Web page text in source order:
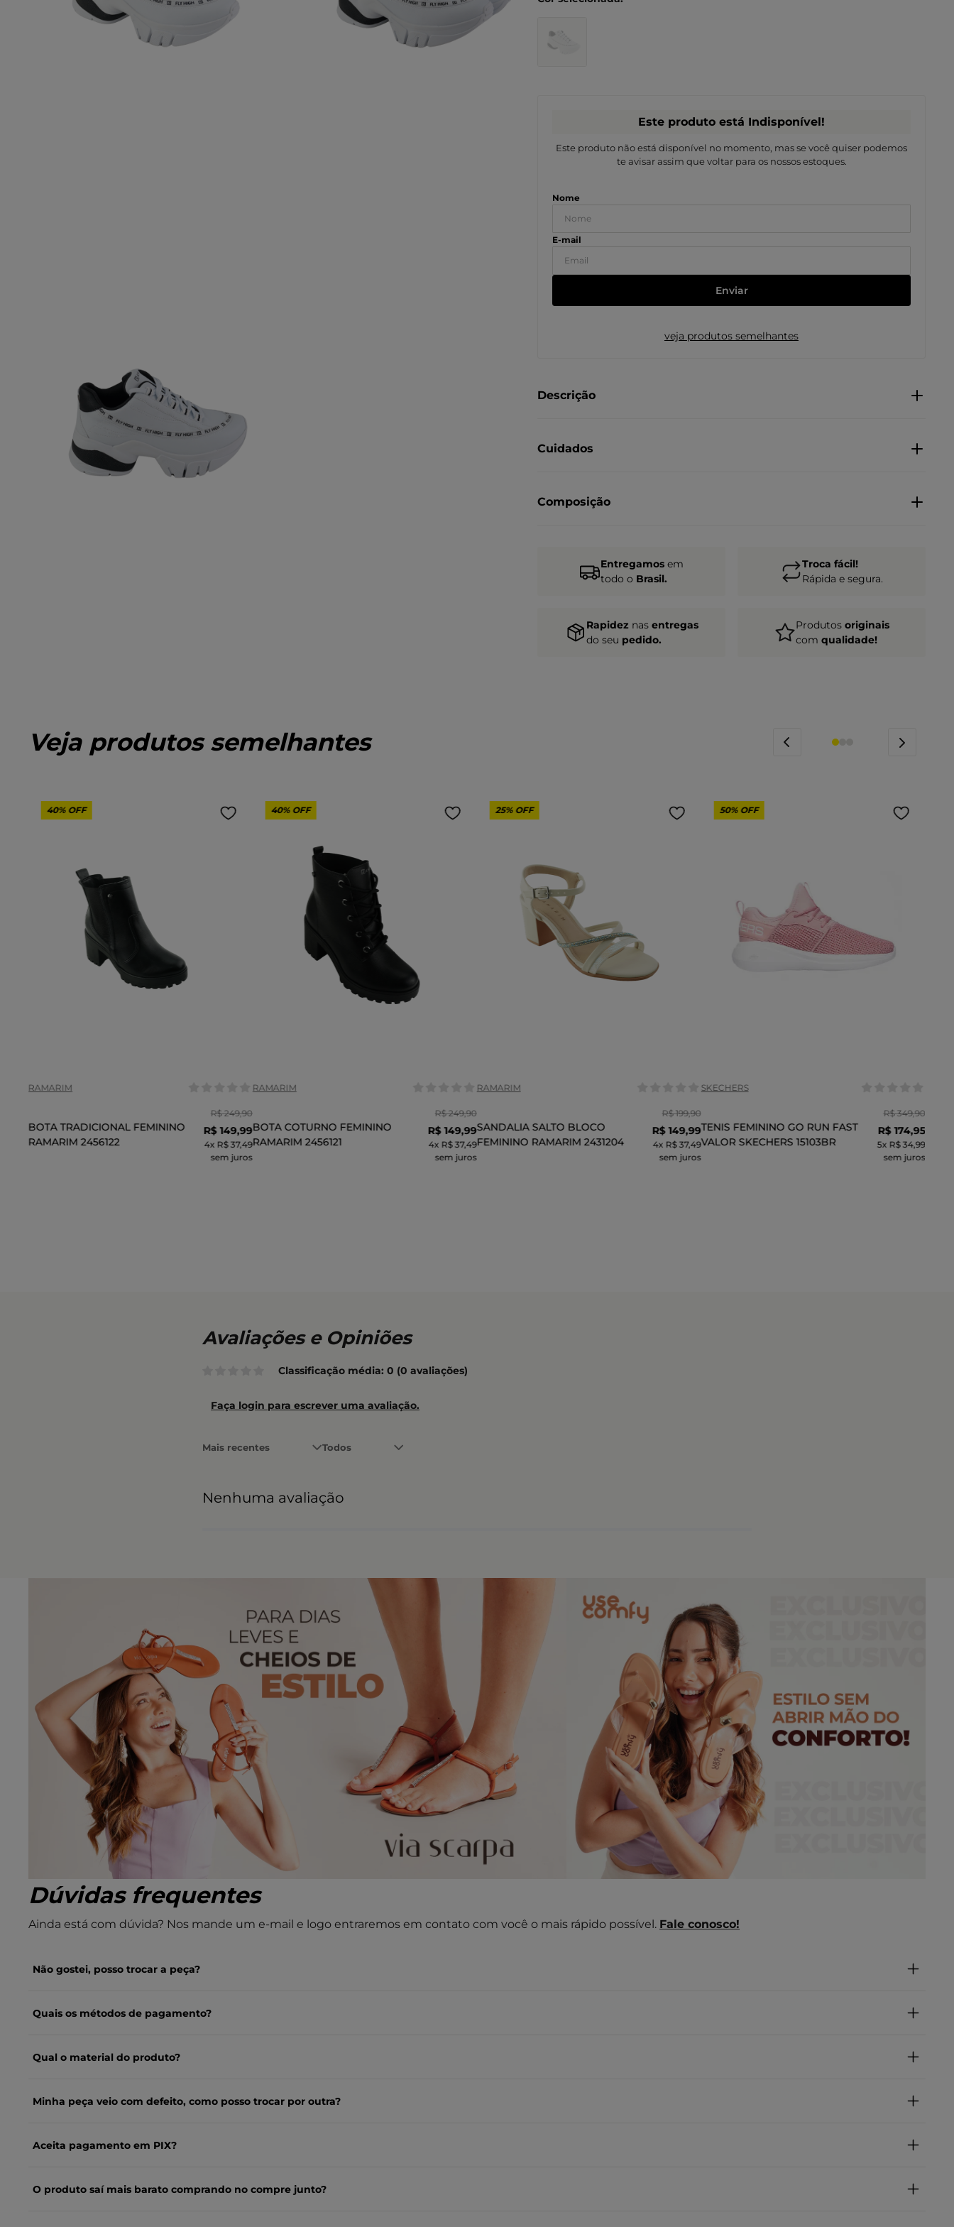
Enviar
veja produtos semelhantes
Descrição
Cuidados
Composição
Entregamos em
todo o Brasil.
Troca fácil!
Rápida e segura.
Rapidez nas entregas
do seu pedido.
Produtos originais
com qualidade!
Veja produtos semelhantes
40% OFF
RAMARIM
BOTA TRADICIONAL FEMININO
RAMARIM 2456122
R$ 249,90
R$ 149,99
4x R$ 37,49
sem juros
40% OFF
RAMARIM
BOTA COTURNO FEMININO
RAMARIM 2456121
R$ 249,90
R$ 149,99
4x R$ 37,49
sem juros
25% OFF
RAMARIM
SANDALIA SALTO BLOCO
FEMININO RAMARIM 2431204
R$ 199,90
R$ 149,99
4x R$ 37,49
sem juros
50% OFF
SKECHERS
TENIS FEMININO GO RUN FAST
VALOR SKECHERS 15103BR
R$ 349,90
R$ 174,95
5x R$ 34,99
sem juros
Classificação média: 0 (0 avaliações)
Faça login para escrever uma avaliação.
Mais recentes Todos
Nenhuma avaliação
Dúvidas frequentes
Ainda está com dúvida? Nos mande um e-mail e logo entraremos em contato com você o mais rápido possível. Fale conosco!
Não gostei, posso trocar a peça?
Quais os métodos de pagamento?
Qual o material do produto?
Minha peça veio com defeito, como posso trocar por outra?
Aceita pagamento em PIX?
O produto saí mais barato comprando no compre junto?